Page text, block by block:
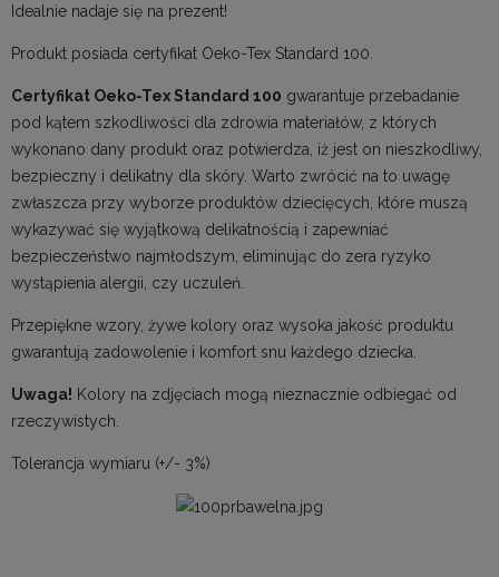
Idealnie nadaje się na prezent!
Produkt posiada certyfikat Oeko-Tex Standard 100.
Certyfikat Oeko-Tex Standard 100 gwarantuje przebadanie
pod kątem szkodliwości dla zdrowia materiałów, z których
wykonano dany produkt oraz potwierdza, iż jest on nieszkodliwy,
bezpieczny i delikatny dla skóry. Warto zwrócić na to uwagę
zwłaszcza przy wyborze produktów dziecięcych, które muszą
wykazywać się wyjątkową delikatnością i zapewniać
bezpieczeństwo najmłodszym, eliminując do zera ryzyko
wystąpienia alergii, czy uczuleń.
Przepiękne wzory, żywe kolory oraz wysoka jakość produktu
gwarantują zadowolenie i komfort snu każdego dziecka.
Uwaga! Kolory na zdjęciach mogą nieznacznie odbiegać od
rzeczywistych.
Tolerancja wymiaru (+/- 3%)